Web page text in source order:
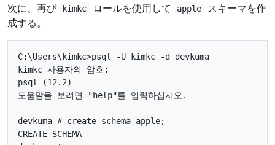
次に、再び
kimkc ロールを使用して apple
スキーマを作
成する。
C:\Users\kimkc>psql -U kimkc -d devkuma
kimkc 사용자의 암호:
psql (12.2)
도움말을 보려면 "help"를 입력하십시오.
devkuma=# create schema apple;
CREATE SCHEMA